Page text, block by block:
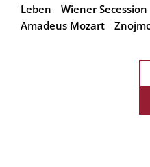
Leben
Wiener Secession
Amadeus Mozart